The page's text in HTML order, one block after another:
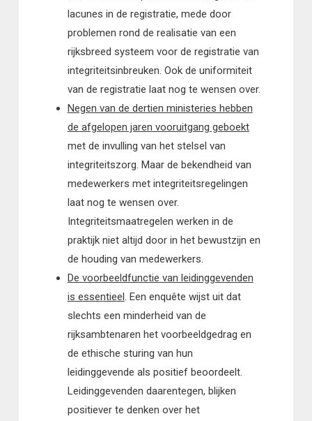
lacunes in de registratie, mede door
problemen rond de realisatie van een
rijksbreed systeem voor de registratie van
integriteitsinbreuken. Ook de uniformiteit
van de registratie laat nog te wensen over.
Negen van de dertien ministeries hebben
de afgelopen jaren vooruitgang geboekt
met de invulling van het stelsel van
integriteitszorg. Maar de bekendheid van
medewerkers met integriteitsregelingen
laat nog te wensen over.
Integriteitsmaatregelen werken in de
praktijk niet altijd door in het bewustzijn en
de houding van medewerkers.
De voorbeeldfunctie van leidinggevenden
is essentieel. Een enquête wijst uit dat
slechts een minderheid van de
rijksambtenaren het voorbeeldgedrag en
de ethische sturing van hun
leidinggevende als positief beoordeelt.
Leidinggevenden daarentegen, blijken
positiever te denken over het